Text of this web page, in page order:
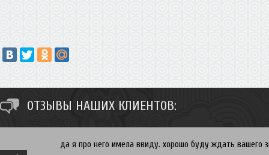
ОТЗЫВЫ НАШИХ КЛИЕНТОВ:
да я про него имела ввиду. хорошо буду ждать вашего